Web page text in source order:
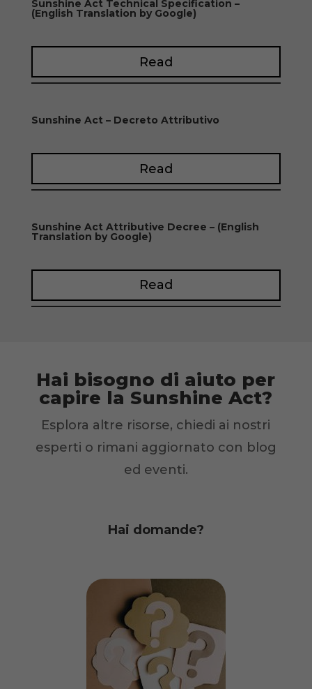
Sunshine Act Technical Specification –
(English Translation by Google)
Read
Sunshine Act – Decreto Attributivo
Read
Sunshine Act Attributive Decree – (English
Translation by Google)
Read
Hai bisogno di aiuto per
capire la Sunshine Act?
Esplora altre risorse, chiedi ai nostri
esperti o rimani aggiornato con blog
ed eventi.
Hai domande?